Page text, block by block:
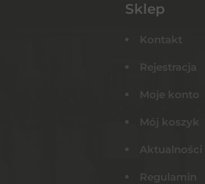
Sklep
Kontakt
Rejestracja
Moje konto
Mój koszyk
Aktualności
Regulamin